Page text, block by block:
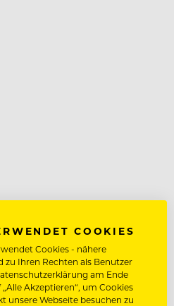
COOKIES
Cookies - nähere
Ihren Rechten als Benutzer
am Ende
Akzeptieren“, um Cookies
unsere Webseite besuchen zu